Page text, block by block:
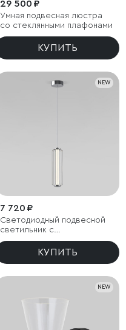
29 500 ₽
Умная подвесная люстра
со стеклянными плафонами
КУПИТЬ
NEW
7 720 ₽
Светодиодный подвесной
светильник с
регулировкой высоты
КУПИТЬ
NEW